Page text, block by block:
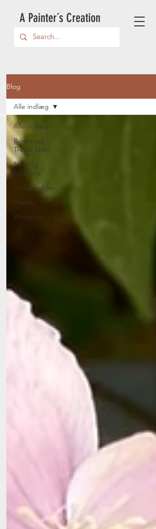
A Painter´s Creation
Blog
Alle indlæg
Boden på
Trelde Næs
Naturlig
hudpleje
Unika møbler
Haveliv
Workshop
Alle indlæg